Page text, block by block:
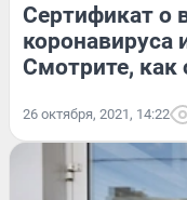
Сертификат о
коронавируса
Смотрите, как
26 октября, 2021, 14:22